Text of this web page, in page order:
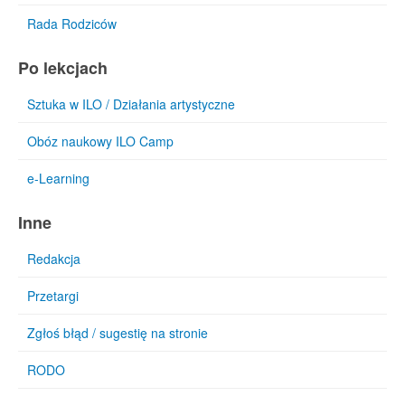
Rada Rodziców
Po lekcjach
Sztuka w ILO / Działania artystyczne
Obóz naukowy ILO Camp
e-Learning
Inne
Redakcja
Przetargi
Zgłoś błąd / sugestię na stronie
RODO